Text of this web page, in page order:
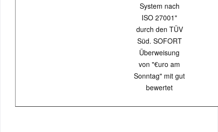
System nach
ISO 27001"
durch den TÜV
Süd. SOFORT
Überweisung
von "€uro am
Sonntag" mit gut
bewertet